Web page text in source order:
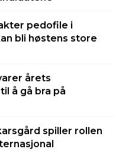
pedofile i
bli høstens store
årets
å gå bra på
spiller rollen